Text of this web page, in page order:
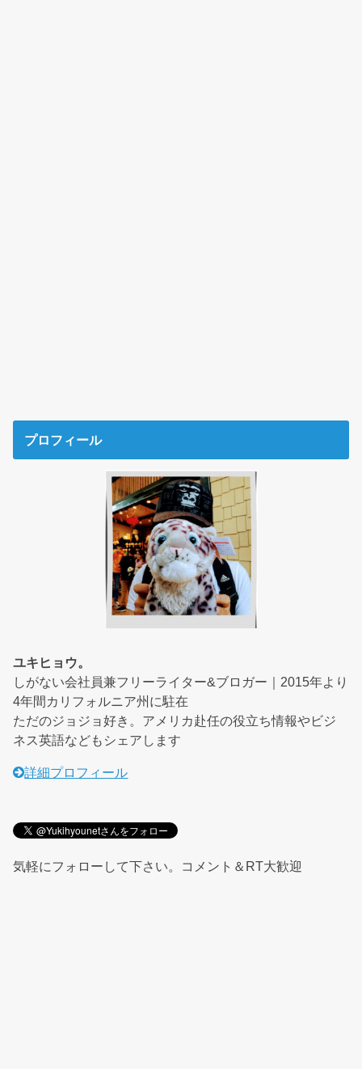
プロフィール
ユキヒョウ。
しがない会社員兼フリーライター&ブロガー｜2015年より
4年間カリフォルニア州に駐在
ただのジョジョ好き。アメリカ赴任の役立ち情報やビジ
ネス英語などもシェアします
詳細プロフィール
気軽にフォローして下さい。コメント＆RT大歓迎